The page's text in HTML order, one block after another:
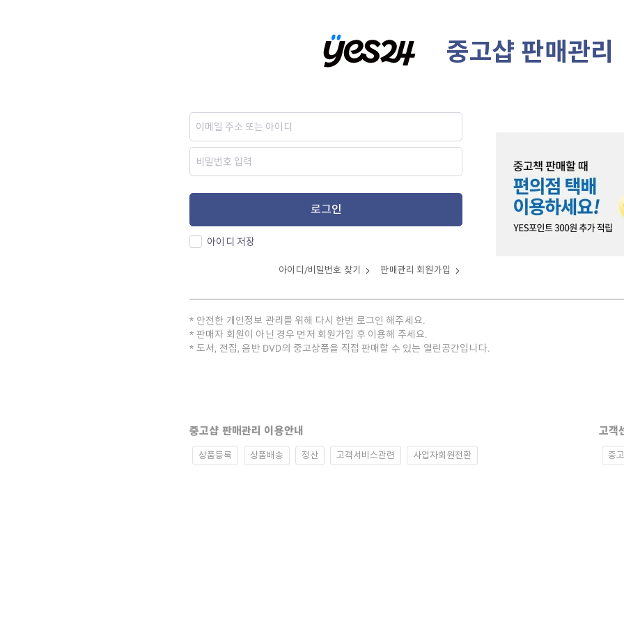
중고샵 판매관리
로그인
아이디 저장
아이디/비밀번호 찾기 판매관리 회원가입
안전한 개인정보 관리를 위해 다시 한번 로그인 해주세요.
판매자 회원이 아닌 경우 먼저 회원가입 후 이용해 주세요.
도서, 전집, 음반 DVD의 중고상품을 직접 판매할 수 있는 열린공간입니다.
중고샵 판매관리 이용안내
상품등록 상품배송 정산 고객서비스관련 사업자회원전환
고객
중